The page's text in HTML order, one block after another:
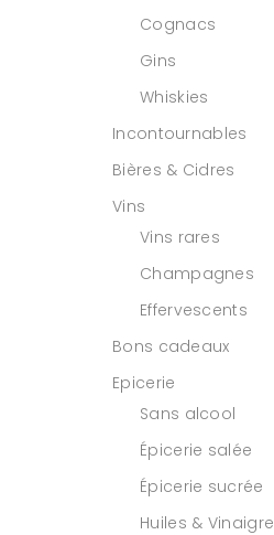
Cognacs
Gins
Whiskies
Incontournables
Bières & Cidres
Vins
Vins rares
Champagnes
Effervescents
Bons cadeaux
Epicerie
Sans alcool
Épicerie salée
Épicerie sucrée
Huiles &